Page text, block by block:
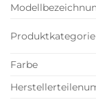
Produktkategorie
Farbe